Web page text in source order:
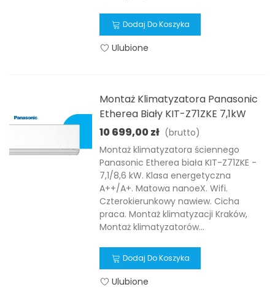
Dodaj Do Koszyka
Ulubione
Montaż Klimatyzatora Panasonic
Etherea Biały KIT-Z71ZKE 7,1kW
10 699,00 zł (brutto)
Montaż klimatyzatora ściennego
Panasonic Etherea biała KIT-Z71ZKE -
7,1/8,6 kW. Klasa energetyczna
A++/A+. Matowa nanoeX. Wifi.
Czterokierunkowy nawiew. Cicha
praca. Montaż klimatyzacji Kraków,
Montaż klimatyzatorów...
Dodaj Do Koszyka
Ulubione